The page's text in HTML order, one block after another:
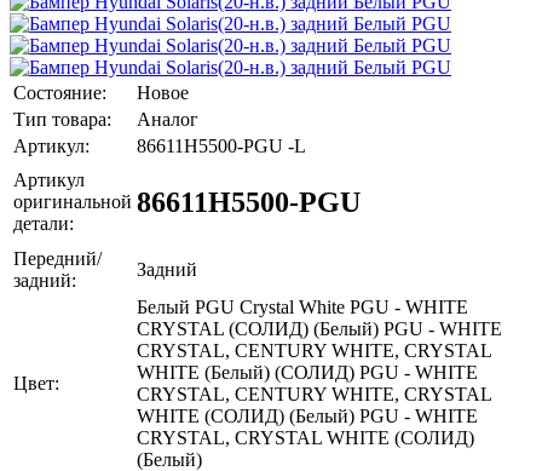
Состояние:
Новое
Тип товара:
Аналог
Артикул:
86611H5500-PGU -L
Артикул
оригинальной
детали:
86611H5500-PGU
Передний/
задний:
Задний
Цвет:
Белый PGU Crystal White PGU - WHITE
CRYSTAL (СОЛИД) (Белый) PGU - WHITE
CRYSTAL, CENTURY WHITE, CRYSTAL
WHITE (Белый) (СОЛИД) PGU - WHITE
CRYSTAL, CENTURY WHITE, CRYSTAL
WHITE (СОЛИД) (Белый) PGU - WHITE
CRYSTAL, CRYSTAL WHITE (СОЛИД)
(Белый)